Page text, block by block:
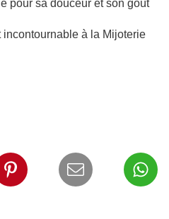
pour sa douceur et son goût
à la Mijoterie